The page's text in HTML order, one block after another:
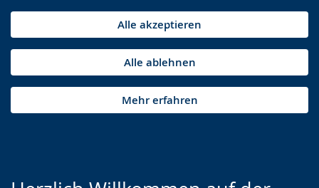
Alle akzeptieren
Alle ablehnen
Mehr erfahren